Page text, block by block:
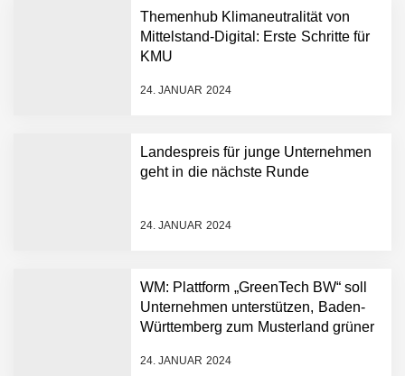
Themenhub Klimaneutralität von
Mittelstand-Digital: Erste Schritte für
KMU
24. JANUAR 2024
Landespreis für junge Unternehmen
geht in die nächste Runde
24. JANUAR 2024
WM: Plattform „GreenTech BW“ soll
Unternehmen unterstützen, Baden-
Württemberg zum Musterland grüner
24. JANUAR 2024
Humanoider Roboter bringt
Hightech ins Stadion
Simulationsdienstleistung in
FiniteNow ermöglicht
Entwicklungsprozesse
Pyck im Employer Portrait
Maximilian Mack von Pyck